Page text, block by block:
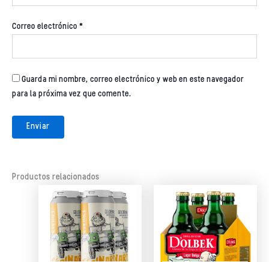
Correo electrónico *
Guarda mi nombre, correo electrónico y web en este navegador
para la próxima vez que comente.
Productos relacionados